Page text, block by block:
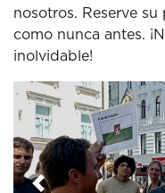
nosotros. Reserve
como nunca antes.
inolvidable!